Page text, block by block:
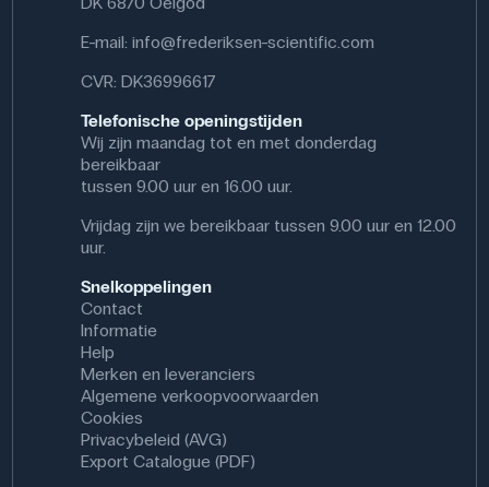
E-mail:info@frederiksen-scientific.com
CVR: DK36996617
Telefonische openingstijden
Wij zijn maandag tot en met donderdag
bereikbaar
tussen 9.00 uur en 16.00 uur.
Vrijdag zijn we bereikbaar tussen 9.00 uur en 12.00
uur.
Snelkoppelingen
Contact
Informatie
Help
Merken en leveranciers
Algemene verkoopvoorwaarden
Cookies
Privacybeleid (AVG)
Export Catalogue (PDF)